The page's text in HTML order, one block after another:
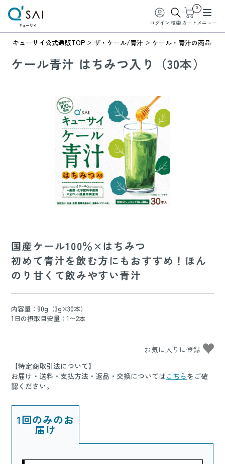
ログイン 検索
0
カート メニュー
キューサイ公式通販TOP ザ・ケール/青汁 ケール・青汁の商品一覧
ケール青汁 はちみつ入り（30本）
国産ケール100％×はちみつ
初めて青汁を飲む方にもおすすめ！ほん
のり甘くて飲みやすい青汁
内容量：90g（3g×30本）
1日の摂取目安量：1〜2本
【特定商取引法について】
お届け・送料・支払方法・返品・交換についてはこちらをご確
認ください。
1回のみのお
届け